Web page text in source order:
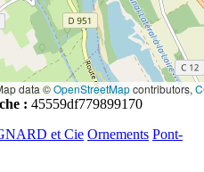
data ©OpenStreetMapcontributors,
: 45559df779899170
et Cie Ornements Pont-